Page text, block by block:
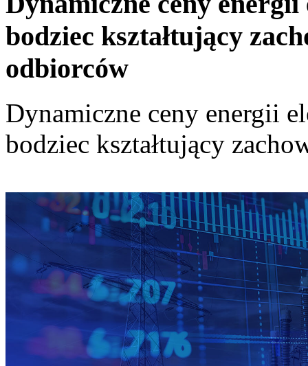
bodziec kształtujący
odbiorców
Dynamiczne ceny energii
bodziec kształtujący